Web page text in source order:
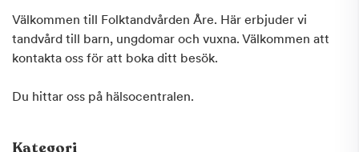
Välkommen till Folktandvården Åre. Här erbjuder vi
tandvård till barn, ungdomar och vuxna. Välkommen att
kontakta oss för att boka ditt besök.
Du hittar oss på hälsocentralen.
Kategori